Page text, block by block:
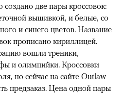
две пары кроссовок:
вышивкой, и белые, со
и синего цветов. Название
прописано кириллицей.
вошли треники,
и олимпийки. Кроссовки
но сейчас на сайте Outlaw
предзаказ. Цена одной пары